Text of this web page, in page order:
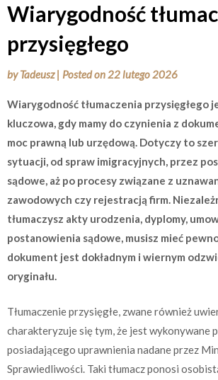
Wiarygodność
przysięgłego
byTadeusz | Posted on22 lutego 2026
Wiarygodność tłumaczenia przysięgłego
kluczowa, gdy mamy do czynienia z
moc prawną lub urzędową. Dotyczy to
sytuacji, od spraw imigracyjnych, przez
sądowe, aż po procesy związane z
zawodowych czy rejestracją firm.
tłumaczysz akty urodzenia, dyplomy,
postanowienia sądowe, musisz mieć
dokument jest dokładnym i wiernym
oryginału.
Tłumaczenie przysięgłe, zwane również
charakteryzuje się tym, że jest wykonywane
posiadającego uprawnienia nadane przez
Sprawiedliwości. Taki tłumacz ponosi